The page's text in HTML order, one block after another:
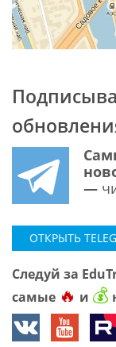
—
ОТКРЫТЬ
Следуй за
самые 🔥 и 💰